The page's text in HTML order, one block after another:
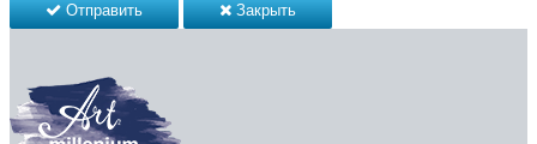
Отправить Закрыть